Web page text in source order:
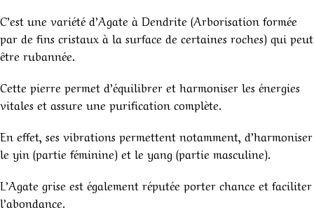
C’est une variété d’Agate à Dendrite (Arborisation formée
par de fins cristaux à la surface de certaines roches) qui peut
être rubannée.
Cette pierre permet d’équilibrer et harmoniser les énergies
vitales et assure une purification complète.
En effet, ses vibrations permettent notamment, d’harmoniser
le yin (partie féminine) et le yang (partie masculine).
L’Agate grise est également réputée porter chance et faciliter
l’abondance.